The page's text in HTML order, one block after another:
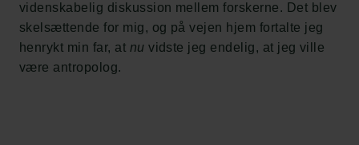
videnskabelig diskussion mellem forskerne. Det blev
skelsættende for mig, og på vejen hjem fortalte jeg
henrykt min far, at nu vidste jeg endelig, at jeg ville
være antropolog.